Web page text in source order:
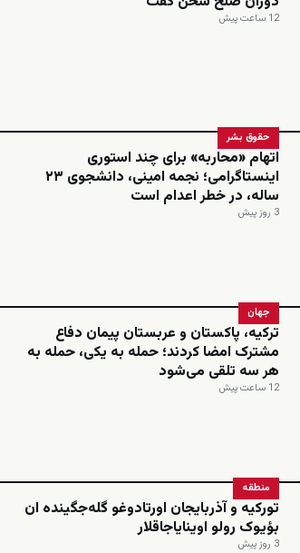
12 ساعت پیش
حقوق بشر
اتهام «محاربه» برای چند استوری
اینستاگرامی؛ نجمه امینی، دانشجوی ۲۳
ساله، در خطر اعدام است
3 روز پیش
جهان
ترکیه، پاکستان و عربستان پیمان دفاع
مشترک امضا کردند؛ حمله به یکی، حمله به
هر سه تلقی می‌شود
12 ساعت پیش
منطقه
تورکیه و آذربایجان اورتادوغو گله‌جگینده ان
بؤیوک رولو اوینایاجاقلار
3 روز پیش